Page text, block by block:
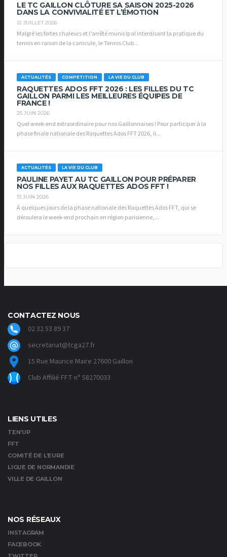
LE TC GAILLON CLÔTURE SA SAISON 2025-2026
DANS LA CONVIVIALITÉ ET L’ÉMOTION
12 JUILLET 2026
Malgré les fortes chaleurs et l’arrêté municipal interdisant la pratique du
tennis en raison de la canicule, le Tennis Club...
ACTUALITÉS COMPETITION LA VIE DU CLUB
RAQUETTES ADOS FFT 2026 : LES FILLES DU TC
GAILLON PARMI LES MEILLEURES ÉQUIPES DE
FRANCE !
25 JUIN 2026
Quel week-end extraordinaire pour nos Gaillonnaises ! Pour participer à la
phase finale nationale des Raquettes Ados FFT 2026, il...
ACTUALITÉS LA VIE DU CLUB
PAULINE PAYET AU TC GAILLON POUR PRÉPARER
NOS FILLES AUX RAQUETTES ADOS FFT !
13 JUIN 2026
À quelques jours de la phase nationale des Raquettes Ados FFT, qui se
déroulera le week-end prochain en région parisienne,...
CONTACTEZ NOUS
02 32 53 89 37
secretariat@tcga27.fr
15 Rue Maurice Maire 27600 Gaillon
Club Affilié FFT n° 58270033
LIENS UTILES
TEN’UP
FFT
COMITÉ DE L’EURE
LIGUE DE NORMANDIE
VILLE DE GAILLON
NOS RÉSEAUX
INSTAGRAM
FACEBOOK